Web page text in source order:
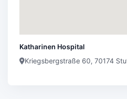
Katharinen Hospital
Kriegsbergstraße 60, 70174